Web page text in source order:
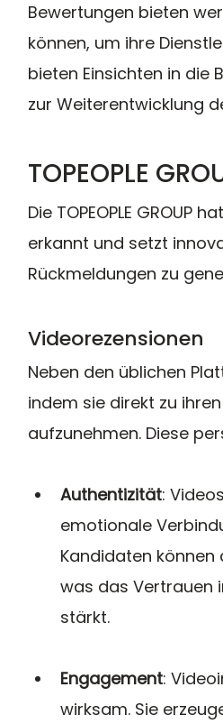
Bewertungen bieten
können, um ihre
bieten Einsichten in die
zur Weiterentwicklung
TOPEOPLE
Die TOPEOPLE
erkannt und setzt
Rückmeldungen zu
Videorezensionen
Neben den üblichen
indem sie direkt zu
aufzunehmen. Diese
Authentizität:
emotionale
Kandidaten können
was das Vertrauen
stärkt.
Engagement:
wirksam. Sie